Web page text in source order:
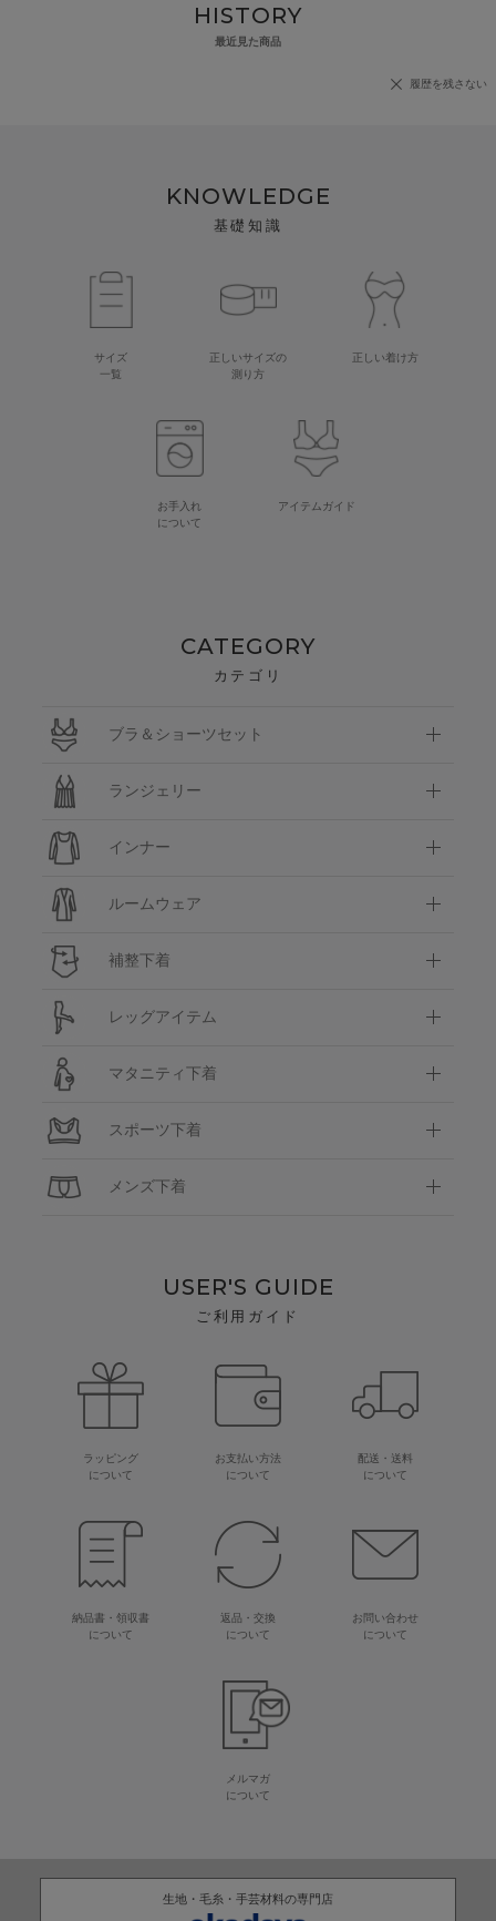
HISTORY
最近見た商品
履歴を残さない
KNOWLEDGE
基礎知識
サイズ
一覧
正しいサイズの
測り方
正しい着け方
お手入れ
について
アイテムガイド
CATEGORY
カテゴリ
ブラ＆ショーツセット
ランジェリー
インナー
ルームウェア
補整下着
レッグアイテム
マタニティ下着
スポーツ下着
メンズ下着
USER'S GUIDE
ご利用ガイド
ラッピング
について
お支払い方法
について
配送・送料
について
納品書・領収書
について
返品・交換
について
お問い合わせ
について
メルマガ
について
生地・毛糸・手芸材料の専門店